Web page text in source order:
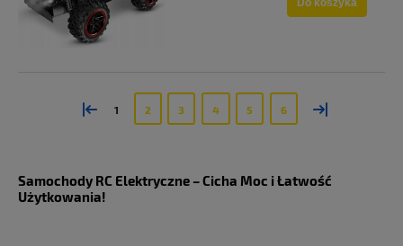
« 1 2 3 4 5 6 »
Samochody RC Elektryczne – Cicha Moc i Łatwość
Użytkowania!